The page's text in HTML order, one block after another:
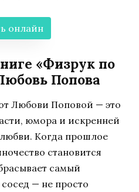
онлайн
«Физрук по
Попова
Любови Поповой — это
юмора и искренней
Когда прошлое
становится
самый
— не просто